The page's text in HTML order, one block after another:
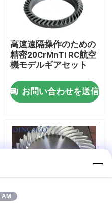
高速遠隔操作のための
精密20CrMnTi RC航空
機モデルギアセット
お問い合わせを送信